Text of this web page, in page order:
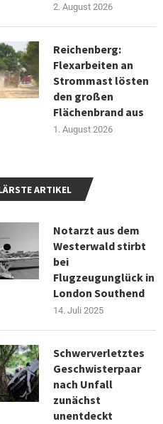
2. August 2026
Reichenberg:
Flexarbeiten an
Strommast lösten
den großen
Flächenbrand aus
1. August 2026
ARTIKEL
Notarzt aus dem
Westerwald stirbt
bei
Flugzeugunglück in
London Southend
14. Juli 2025
Schwerverletztes
Geschwisterpaar
nach Unfall
zunächst
unentdeckt